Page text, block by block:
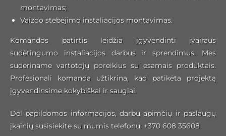
montavimas;
Vaizdo stebėjimo instaliacijos montavimas.
Komandos patirtis leidžia įgyvendinti įvairaus
sudėtingumo instaliacijos darbus ir sprendimus. Mes
suderiname vartotojų poreikius su esamais produktais.
Profesionali komanda užtikrina, kad patikėta projektą
įgyvendinsime kokybiškai ir saugiai.
Dėl papildomos informacijos, darbų apimčių ir paslaugų
įkainių susisiekite su mumis telefonu: +370 608 35608